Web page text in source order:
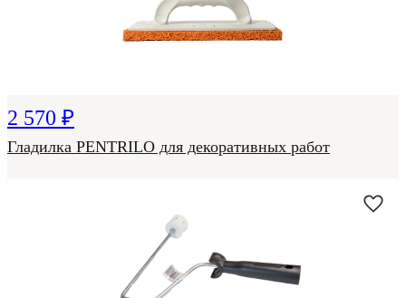
2 570 ₽
Гладилка PENTRILO для декоративных работ